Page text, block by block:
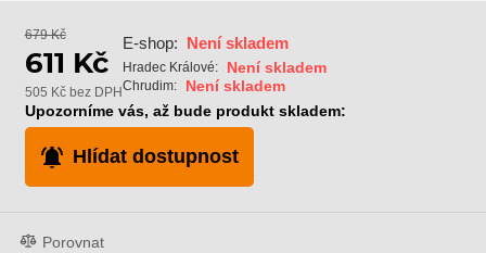
679 Kč
611 Kč
505 Kč bez DPH
E-shop: Není skladem
Hradec Králové: Není skladem
Chrudim:
Není skladem
Upozorníme vás, až bude produkt skladem:
Hlídat dostupnost
Porovnat